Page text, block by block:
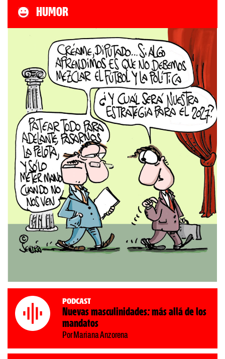
HUMOR
Podcast
Nuevas masculinidades: más allá de los
mandatos
Por Mariana Anzorena